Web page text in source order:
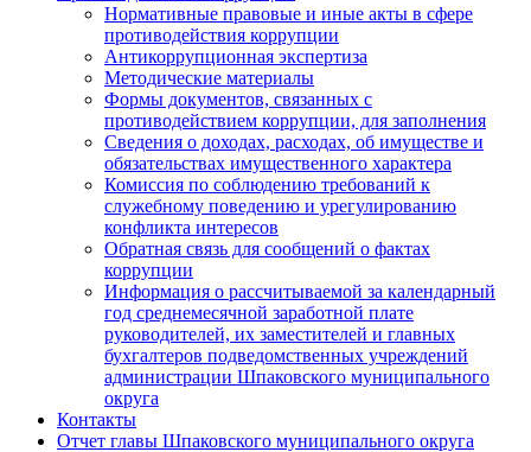
Нормативные правовые и иные акты в сфере
противодействия коррупции
Антикоррупционная экспертиза
Методические материалы
Формы документов, связанных с
противодействием коррупции, для заполнения
Сведения о доходах, расходах, об имуществе и
обязательствах имущественного характера
Комиссия по соблюдению требований к
служебному поведению и урегулированию
конфликта интересов
Обратная связь для сообщений о фактах
коррупции
Информация о рассчитываемой за календарный
год среднемесячной заработной плате
руководителей, их заместителей и главных
бухгалтеров подведомственных учреждений
администрации Шпаковского муниципального
округа
Контакты
Отчет главы Шпаковского муниципального округа